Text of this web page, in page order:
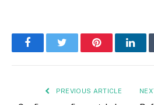
FacebookTwitter Pinterest
PREVIOUS ARTICLE